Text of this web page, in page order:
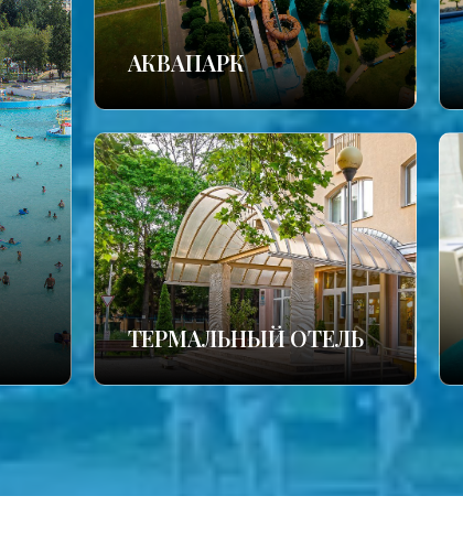
АКВАПАРК
ТЕРМАЛЬНЫЙ ОТЕЛЬ